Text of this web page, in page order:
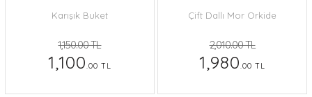
Karışık Buket
1,150.00 TL
1,100.00 TL
Çift Dallı Mor Orkide
2,010.00 TL
1,980.00 TL